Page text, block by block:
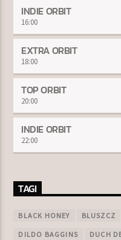
INDIE ORBIT
16:00
EXTRA ORBIT
18:00
TOP ORBIT
20:00
INDIE ORBIT
22:00
TAGI
BLACK HONEY BLUSZCZ
DILDO BAGGINS DUCH